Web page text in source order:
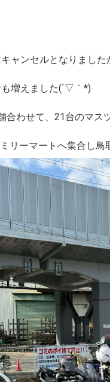
ャンセルとなりました
増えました(´▽｀*)
合わせて、21台のマス
リーマートへ集合し